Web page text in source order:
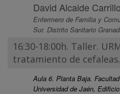
David Alcaide Carrillo
Enfermero de Familia y
Sur. Distrito Sanitario
16:30-18:00h. Taller.
tratamiento de cefaleas.
Aula 6. Planta Baja.
Universidad de Jaén,